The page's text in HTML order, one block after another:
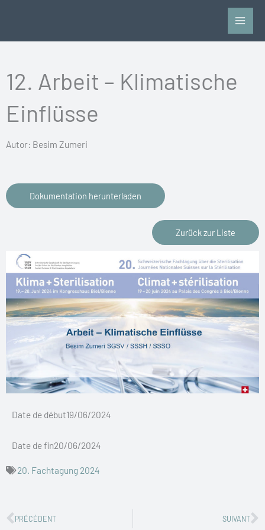
12. Arbeit – Klimatische
Einflüsse
Autor: Besim Zumeri
Dokumentation herunterladen
Zurück zur Liste
Date de début19/06/2024
Date de fin20/06/2024
20. Fachtagung 2024
Zurück
PRÉCÉDENT SUIVANT